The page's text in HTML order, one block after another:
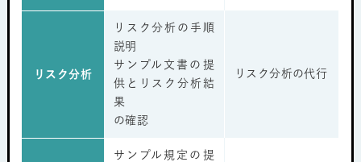
リスク分析
リスク分析の手順
説明
サンプル文書の提
供とリスク分析結
果
の確認
リスク分析の代行
サンプル規定の提